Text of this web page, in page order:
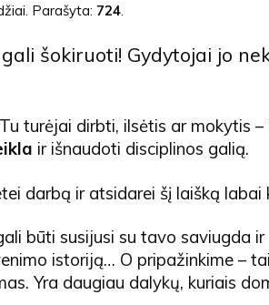
. Parašyta: 724.
šokiruoti! Gydytojai jo
turėjai dirbti, ilsėtis ar mokytis –
ir išnaudoti disciplinos galią.
darbą ir atsidarei šį laišką labai
būti susijusi su tavo saviugda
istoriją… O pripažinkime –
Yra daugiau dalykų, kuriais